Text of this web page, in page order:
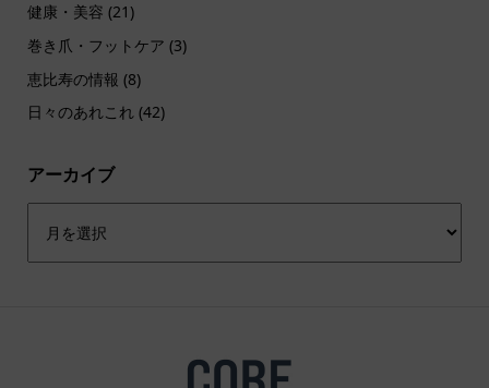
健康・美容 (21)
巻き爪・フットケア (3)
恵比寿の情報 (8)
日々のあれこれ(42)
アーカイブ